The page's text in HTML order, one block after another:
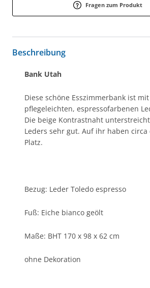
Fragen zum Produkt
Beschreibung
Bank Utah
Diese schöne Esszimmerbank ist
pflegeleichten, espressofarbenen
Die beige Kontrastnaht
Leders sehr gut. Auf ihr haben circa
Platz.
Bezug: Leder Toledo espresso
Fuß: Eiche bianco geölt
Maße: BHT 170 x 98 x 62 cm
ohne Dekoration